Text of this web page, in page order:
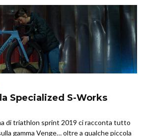
Specialized S-Works
di triathlon sprint 2019 ci racconta tutto
gamma Venge… oltre a qualche piccola